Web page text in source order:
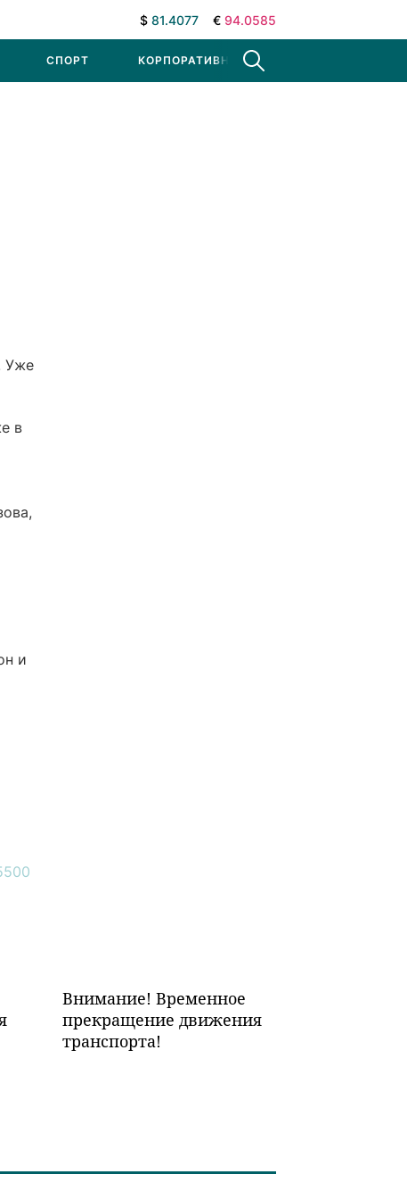
$ 81.4077 € 94.0585
СПОРТ КОРПОРАТИВНЫЕ НОВОСТИ
Уже
в
и
Внимание! Временное
прекращение движения
транспорта!